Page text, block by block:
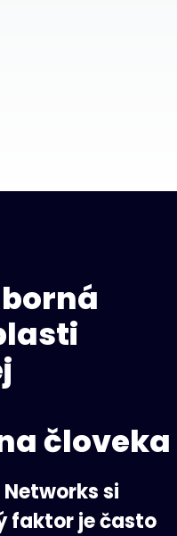
človeka
si
faktor je často